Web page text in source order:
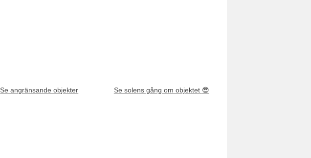
Se angränsande objekter Se solens gång om objektet 😎